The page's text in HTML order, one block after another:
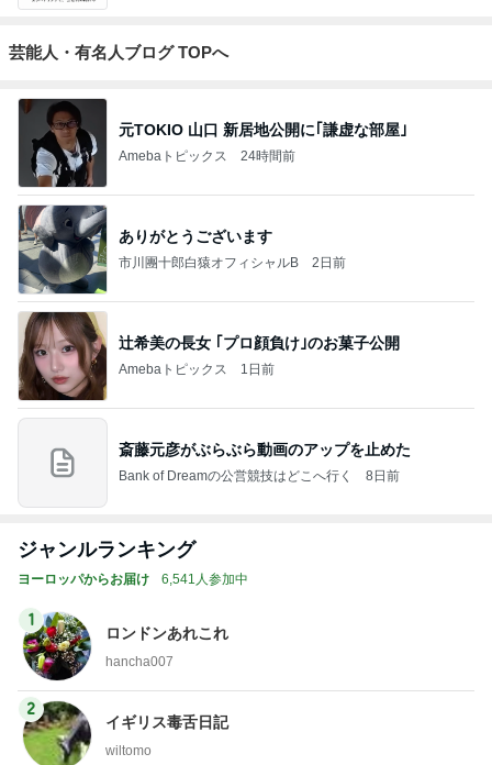
芸能人・有名人ブログ TOPへ
元TOKIO 山口 新居地公開に｢謙虚な部屋｣
Amebaトピックス 24時間前
ありがとうございます
市川團十郎白猿オフィシャルB 2日前
辻希美の長女 ｢プロ顔負け｣のお菓子公開
Amebaトピックス 1日前
斎藤元彦がぶらぶら動画のアップを止めた
Bank of Dreamの公営競技はどこへ行く 8日前
ジャンルランキング
ヨーロッパからお届け 6,541人参加中
1
ロンドンあれこれ
hancha007
2
イギリス毒舌日記
wiltomo